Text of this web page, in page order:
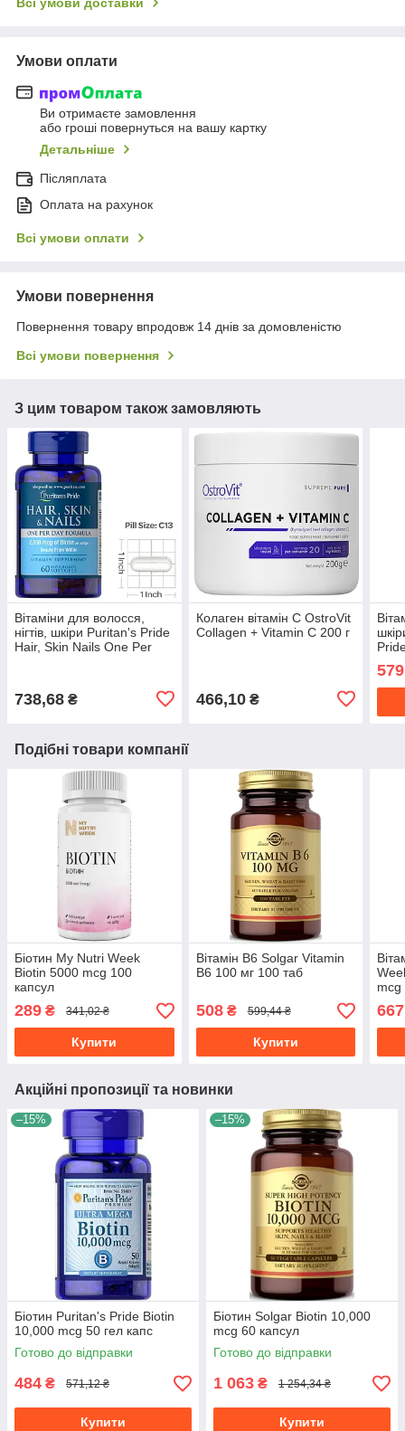
Умови оплати
Ви отримаєте замовлення
або гроші повернуться на вашу картку
Детальніше
Післяплата
Оплата на рахунок
Всі умови оплати
Умови повернення
Повернення товару впродовж 14 днів за домовленістю
Всі умови повернення
З цим товаром також замовляють
Вітаміни для волосся,
нігтів, шкіри Puritan's Pride
Hair, Skin Nails One Per
738,68 ₴
Колаген вітамін С OstroVit
Collagen + Vitamin C 200 г
466,10₴
579
Подібні товари компанії
Біотин My Nutri Week
Biotin 5000 mcg 100
капсул
289 ₴ 341,02 ₴
Купити
Вітамін В6 Solgar Vitamin
B6 100 мг 100 таб
508₴ 599,44 ₴
Купити
mcg
667
Акційні пропозиції та новинки
–15%
Біотин Puritan's Pride Biotin
10,000 mcg 50 гел капс
Готово до відправки
484 ₴ 571,12 ₴
Купити
–15%
Біотин Solgar Biotin 10,000
mcg 60 капсул
Готово до відправки
1 063 ₴ 1 254,34 ₴
Купити